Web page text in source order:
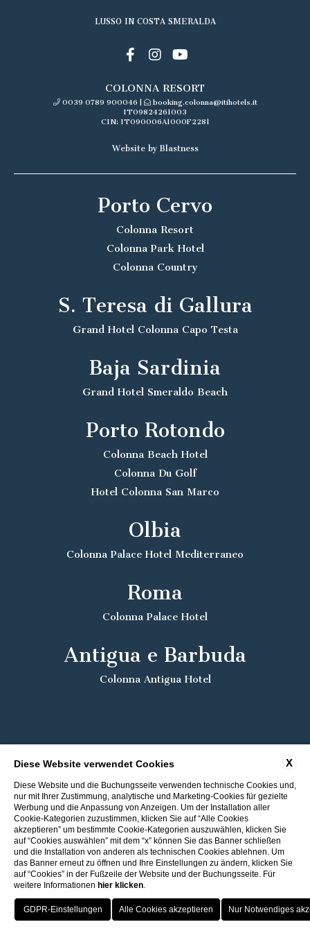
Rückkehr zu den ITI Hotels
Porto Cervo - Colonna Resort
S. Teresa di Gallura - Grand Hotel Colonna Capo Testa
Bester Preis
HOTEL OFFERTE VANTAGGI PRENOTA
LUSSO IN COSTA SMERALDA
COLONNA RESORT
0039 0789 900046 |
booking.colonna@itihotels.it
IT09824261003
CIN: IT090006A1000F2281
Website by Blastness
Porto Cervo
Colonna Resort
Colonna Park Hotel
Colonna Country
S. Teresa di Gallura
Grand Hotel Colonna Capo Testa
Baja Sardinia
Grand Hotel Smeraldo Beach
Porto Rotondo
Colonna Beach Hotel
Colonna Du Golf
Hotel Colonna San Marco
Olbia
Colonna Palace Hotel Mediterraneo
Roma
Colonna Palace Hotel
Antigua e Barbuda
Colonna Antigua Hotel
X
Diese Website verwendet Cookies
Diese Website und die Buchungsseite verwenden technische Cookies und,
nur mit Ihrer Zustimmung, analytische und Marketing-Cookies für gezielte
Werbung und die Anpassung von Anzeigen. Um der Installation aller
Cookie-Kategorien zuzustimmen, klicken Sie auf “Alle Cookies
akzeptieren” um bestimmte Cookie-Kategorien auszuwählen, klicken Sie
auf “Cookies auswählen” mit dem “x” können Sie das Banner schließen
und die Installation von anderen als technischen Cookies ablehnen. Um
das Banner erneut zu öffnen und Ihre Einstellungen zu ändern, klicken Sie
auf “Cookies” in der Fußzeile der Website und der Buchungsseite. Für
weitere Informationen hier klicken.